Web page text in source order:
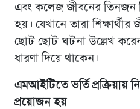
এবং কলেজ জীবনের তিনজন
হয়। যেখানে তারা শিক্ষার্থীর
ছোট ছোট ঘটনা উল্লেখ করেন
ধারণা দিয়ে থাকেন।
এমআইটিতে ভর্তি প্রক্রিয়ায়
প্রয়োজন হয়